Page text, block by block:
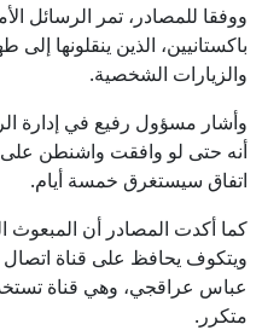
ووفقا للمصادر، تمر الرسائل
باكستانيين، الذين ينقلونها إلى
والزيارات الشخصية.
وأشار مسؤول رفيع في إدارة
أنه حتى لو وافقت واشنطن
اتفاق سيستغرق خمسة أيام.
كما أكدت المصادر أن
ويتكوف يحافظ على قناة اتصال
عباس عراقجي، وهي قناة
متكرر.